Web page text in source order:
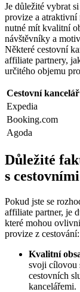
Je důležité vybrat
provize a atraktivní
nutné mít kvalitní
návštěvníky a
Některé cestovní
affiliate partnery,
určitého objemu
Cestovní kancelář
Expedia
Booking.com
Agoda
Důležité
s
Pokud jste se
affiliate partner, je
které mohou
provize z cestování:
Kvalitní
svoji cílovou
cestovních
kancelářemi.